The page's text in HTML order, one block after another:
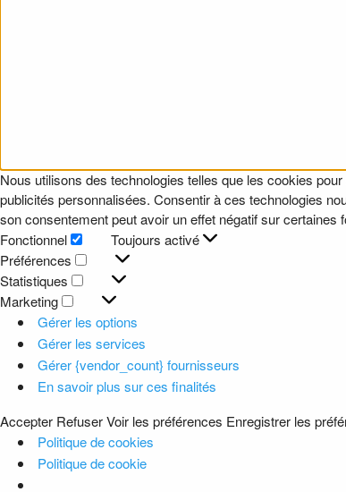
Nous utilisons des technologies telles que les cookies
publicités personnalisées. Consentir à ces technologies
son consentement peut avoir un effet négatif sur certaines
Fonctionnel
Fonctionnel
Toujours activé
Préférences
Préférences
Statistiques
Statistiques
Marketing
Marketing
Gérer les options
Gérer les services
Gérer {vendor_count} fournisseurs
En savoir plus sur ces finalités
Accepter RefuserVoir les préférences Enregistrer les
Politique de cookies
Politique de cookie